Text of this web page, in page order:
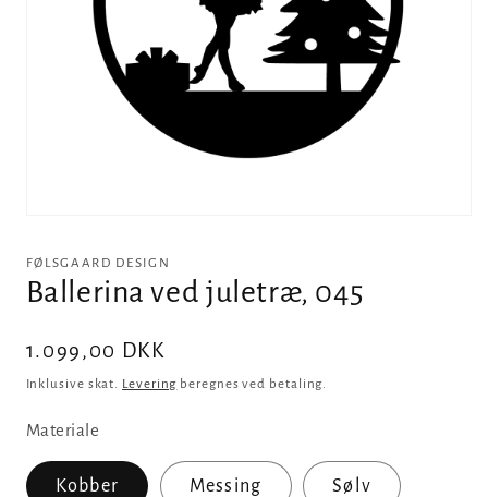
i
modus
FØLSGAARD DESIGN
Ballerina ved juletræ, 045
Normalpris
1.099,00 DKK
Inklusive skat. Levering beregnes ved betaling.
Materiale
Kobber Messing Sølv